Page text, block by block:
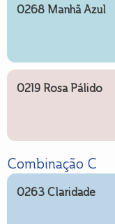
0268 Manhã Azul
0219 Rosa Pálido
Combinação C
0263 Claridade